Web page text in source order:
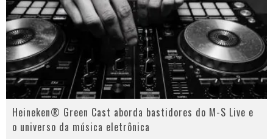
Heineken® Green Cast aborda bastidores do M-S Live e
o universo da música eletrônica